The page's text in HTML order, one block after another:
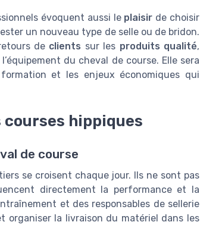
évoquent aussi le plaisir de choisir
un nouveau type de selle ou de bridon.
de clients sur les produits qualité,
du cheval de course. Elle sera
et les enjeux économiques qui
hippiques
de course
se croisent chaque jour. Ils ne sont pas
directement la performance et la
et des responsables de sellerie
organiser la livraison du matériel dans les